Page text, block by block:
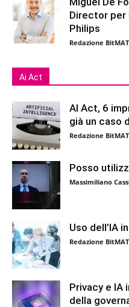
Director per
Philips
Redazione BitMAT
Ai Act
AI Act, 6
già un caso
Redazione BitMAT
Posso
Massimiliano
Uso dell’IA
Redazione BitMAT
Privacy e IA
della